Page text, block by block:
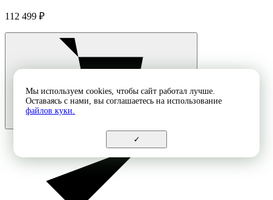
112 499 ₽
Мы используем cookies, чтобы сайт работал лучше.
Оставаясь с нами, вы соглашаетесь на использование
файлов куки.
✓